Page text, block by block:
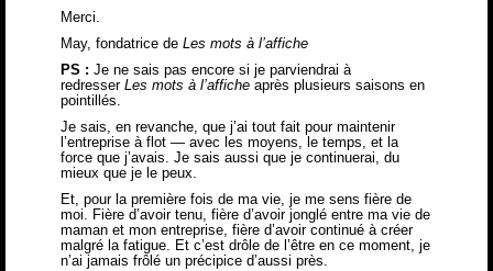
Merci.
May, fondatrice de Les mots à l’affiche
PS : Je ne sais pas encore si je parviendrai à
redresser Les mots à l’affiche après plusieurs saisons en
pointillés.
Je sais, en revanche, que j’ai tout fait pour maintenir
l’entreprise à flot — avec les moyens, le temps, et la
force que j’avais. Je sais aussi que je continuerai, du
mieux que je le peux.
Et, pour la première fois de ma vie, je me sens fière de
moi. Fière d’avoir tenu, fière d’avoir jonglé entre ma vie de
maman et mon entreprise, fière d’avoir continué à créer
malgré la fatigue. Et c’est drôle de l’être en ce moment, je
n’ai jamais frôlé un précipice d’aussi près.